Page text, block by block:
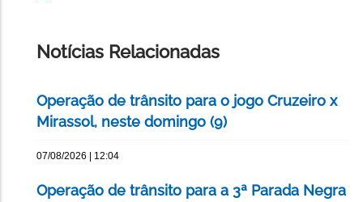
Notícias Relacionadas
Operação de trânsito para o jogo Cruzeiro x
Mirassol, neste domingo (9)
07/08/2026 | 12:04
Operação de trânsito para a 3ª Parada Negra